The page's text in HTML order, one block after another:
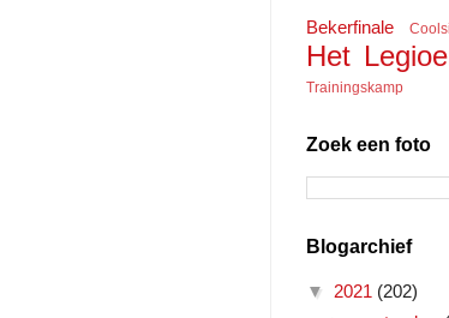
Bekerfinale
Het
Trainingskamp
Zoek een foto
Blogarchief
▼ 2021 (202)